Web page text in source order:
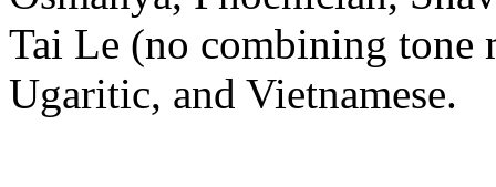
Tai Le (no combining tone
Ugaritic, and Vietnamese.